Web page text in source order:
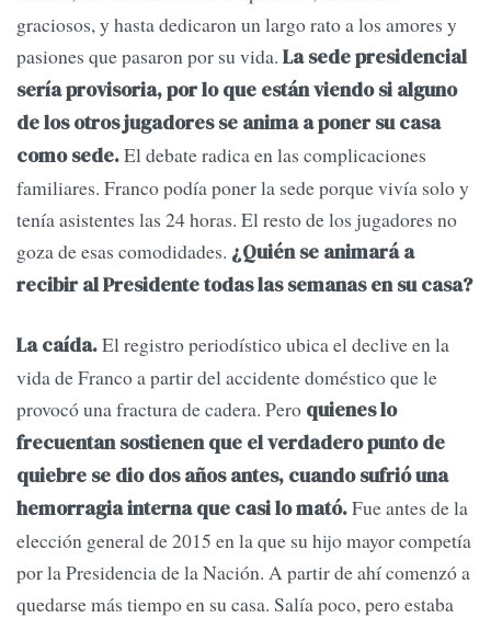
graciosos, y hasta dedicaron un largo rato a los amores y
pasiones que pasaron por su vida. La sede presidencial
sería provisoria, por lo que están viendo si alguno
de los otros jugadores se anima a poner su casa
como sede.El debate radica en las complicaciones
familiares. Franco podía poner la sede porque vivía solo y
tenía asistentes las 24 horas. El resto de los jugadores no
goza de esas comodidades. ¿Quién se animará a
recibir al Presidente todas las semanas en su casa?
La caída.El registro periodístico ubica el declive en la
vida de Franco a partir del accidente doméstico que le
provocó una fractura de cadera. Pero quienes lo
frecuentan sostienen que el verdadero punto de
quiebre se dio dos años antes, cuando sufrió una
hemorragia interna que casi lo mató.Fue antes de la
elección general de 2015 en la que su hijo mayor competía
por la Presidencia de la Nación. A partir de ahí comenzó a
quedarse más tiempo en su casa. Salía poco, pero estaba